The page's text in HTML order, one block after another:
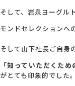
そして、岩泉ヨーグル
モンドセレクションへ
そして山下社長ご自身
「知っていただくた
がとても印象的でした。